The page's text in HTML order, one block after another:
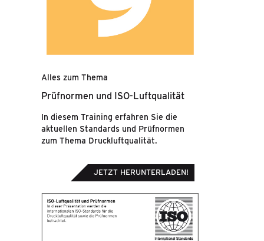
Alles zum Thema
Prüfnormen und ISO-Luftqualität
In diesem Training erfahren Sie die
aktuellen Standards und Prüfnormen
zum Thema Druckluftqualität.
JETZT HERUNTERLADEN!